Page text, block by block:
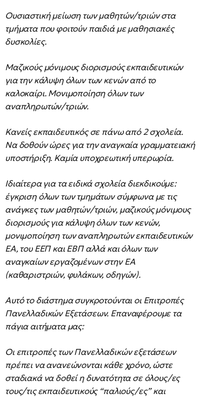
Ουσιαστική μείωση των μαθητών/τριών στα
τμήματα που φοιτούν παιδιά με μαθησιακές
δυσκολίες.
Μαζικούς μόνιμους διορισμούς εκπαιδευτικών
για την κάλυψη όλων των κενών από το
καλοκαίρι. Μονιμοποίηση όλων των
αναπληρωτών/τριών.
Κανείς εκπαιδευτικός σε πάνω από 2 σχολεία.
Να δοθούν ώρες για την αναγκαία γραμματειακή
υποστήριξη. Καμία υποχρεωτική υπερωρία.
Ιδιαίτερα για τα ειδικά σχολεία διεκδικούμε:
έγκριση όλων των τμημάτων σύμφωνα με τις
ανάγκες των μαθητών/τριών, μαζικούς μόνιμους
διορισμούς για κάλυψη όλων των κενών,
μονιμοποίηση των αναπληρωτών εκπαιδευτικών
ΕΑ, του ΕΕΠ και ΕΒΠ αλλά και όλων των
αναγκαίων εργαζομένων στην ΕΑ
(καθαριστριών, φυλάκων, οδηγών).
Αυτό το διάστημα συγκροτούνται οι Επιτροπές
Πανελλαδικών Εξετάσεων. Επαναφέρουμε τα
πάγια αιτήματα μας:
Οι επιτροπές των Πανελλαδικών εξετάσεων
πρέπει να ανανεώνονται κάθε χρόνο, ώστε
σταδιακά να δοθεί η δυνατότητα σε όλους/ες
τους/τις εκπαιδευτικούς “παλιούς/ες” και